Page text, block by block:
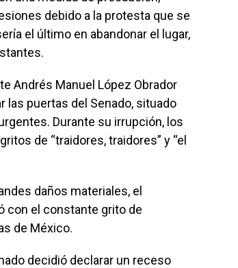
debido a la protesta que se
el último en abandonar el lugar,
Andrés Manuel López Obrador
las puertas del Senado, situado
Durante su irrupción, los
de “traidores, traidores” y “el
daños materiales, el
con el constante grito de
de México.
decidió declarar un receso